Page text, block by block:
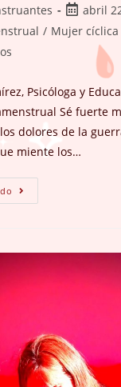
de
la
entrada:
abril
/ Mujer cíclica
Psicóloga y
Sé fuerte
dolores de la
miente los…
¡A
La
Yo